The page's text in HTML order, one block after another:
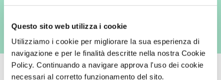
Questo sito web utilizza i cookie
Utilizziamo i cookie per migliorare la sua esperienza di
navigazione e per le finalità descritte nella nostra Cookie
Policy. Continuando a navigare approva l'uso dei cookie
necessari al corretto funzionamento del sito.